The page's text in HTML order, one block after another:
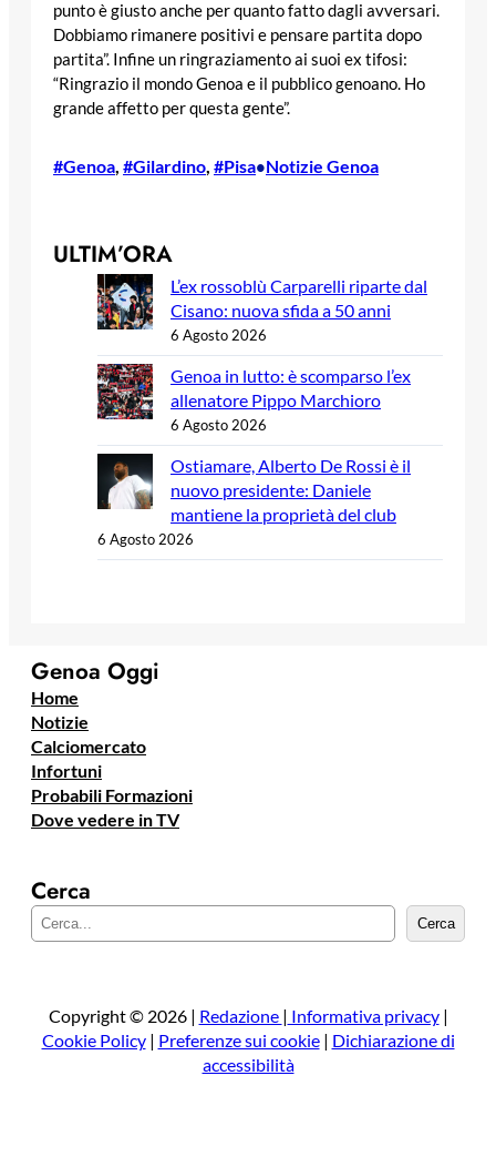
punto è giusto anche per quanto fatto dagli avversari.
Dobbiamo rimanere positivi e pensare partita dopo
partita”. Infine un ringraziamento ai suoi ex tifosi:
“Ringrazio il mondo Genoa e il pubblico genoano. Ho
grande affetto per questa gente”.
#Genoa, #Gilardino, #Pisa•Notizie Genoa
ULTIM’ORA
L’ex rossoblù Carparelli riparte dal
Cisano: nuova sfida a 50 anni
6 Agosto 2026
Genoa in lutto: è scomparso l’ex
allenatore Pippo Marchioro
6 Agosto 2026
Ostiamare, Alberto De Rossi è il
nuovo presidente: Daniele
mantiene la proprietà del club
6 Agosto 2026
Genoa Oggi
Home
Notizie
Calciomercato
Infortuni
Probabili Formazioni
Dove vedere in TV
Cerca
e
a
Cerca
Copyright © 2026 | Redazione | Informativa privacy|
Cookie Policy| Preferenze sui cookie| Dichiarazione di
accessibilità